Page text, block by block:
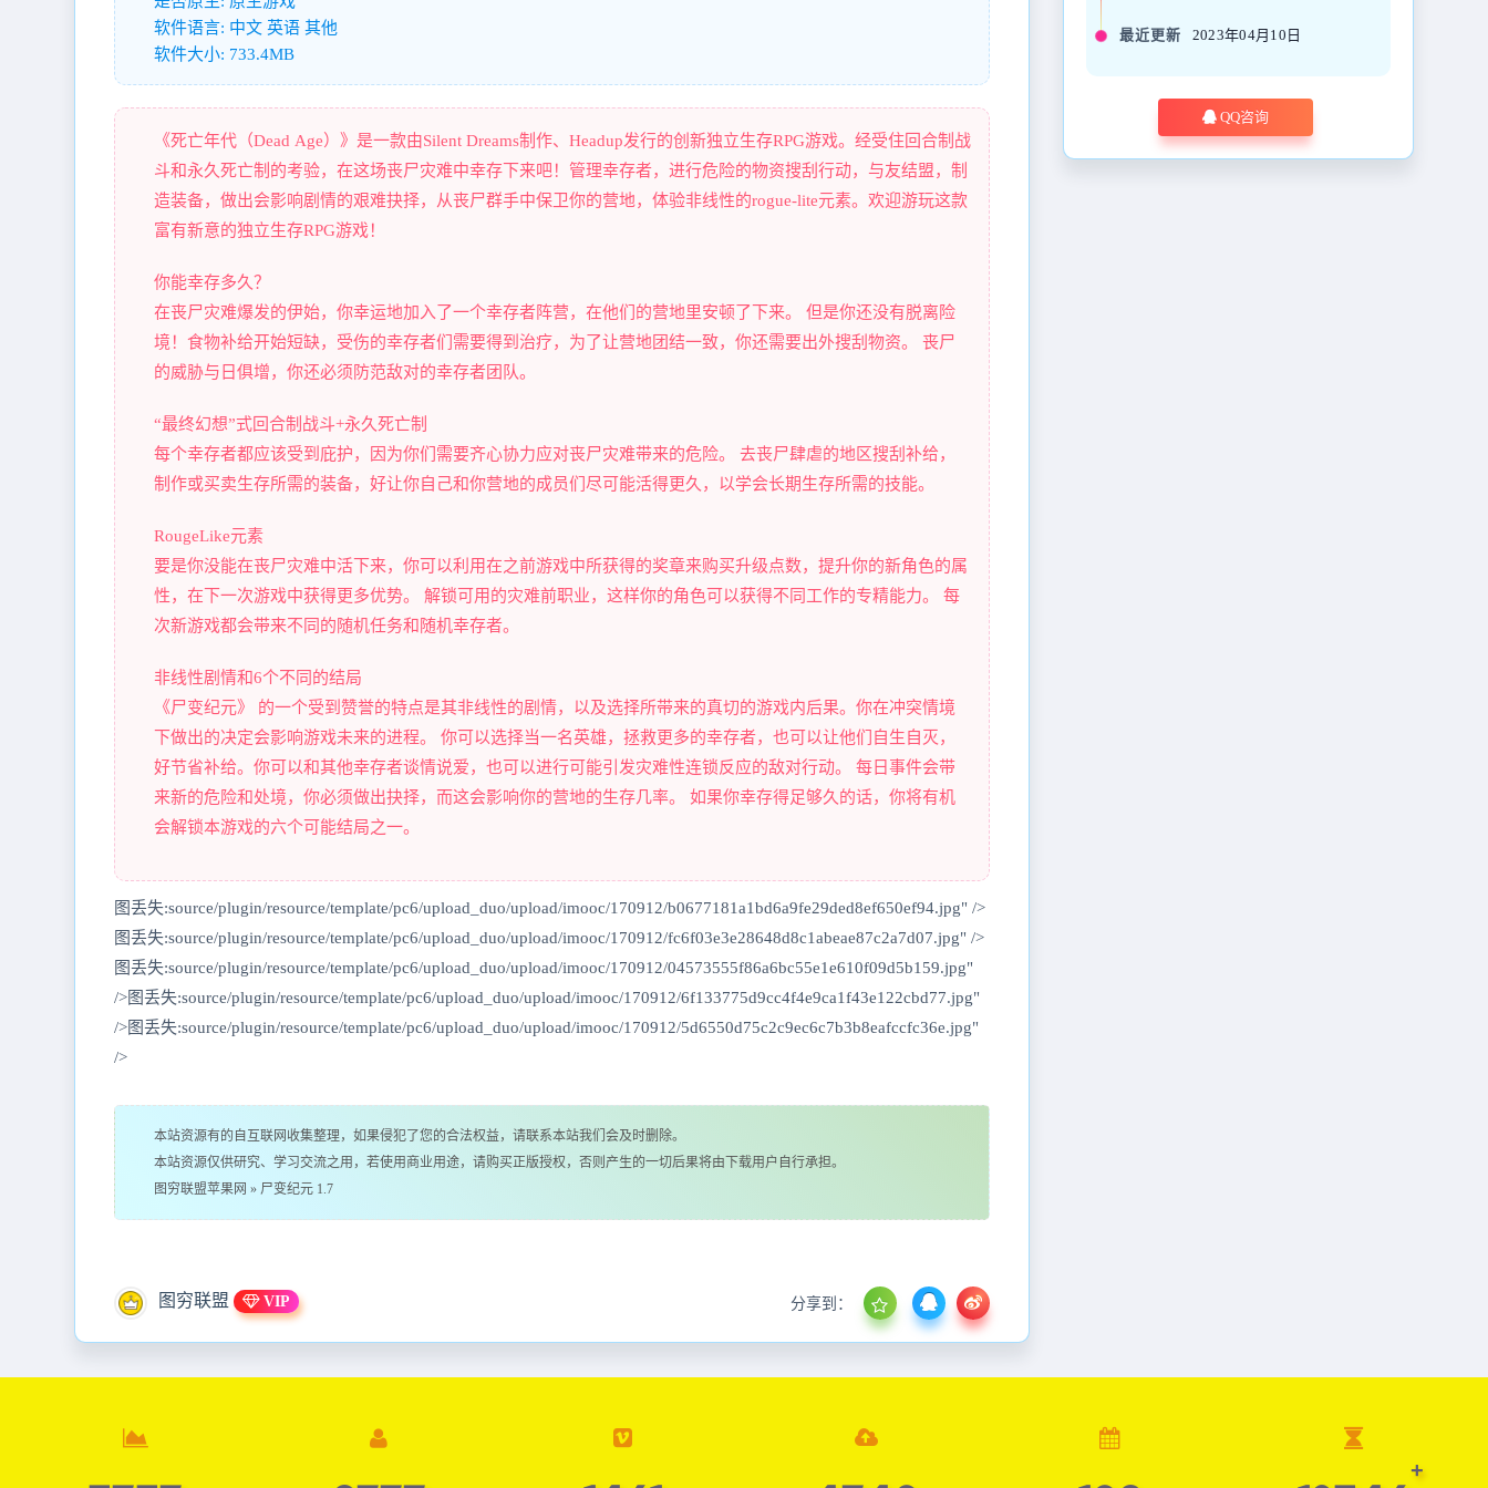
软件语言: 中文 英语 其他
软件大小: 733.4MB
《死亡年代（Dead Age）》是一款由Silent Dreams制作、Headup发行的创新独立生存RPG游戏。经受住回合制战
斗和永久死亡制的考验，在这场丧尸灾难中幸存下来吧！管理幸存者，进行危险的物资搜刮行动，与友结盟，制
造装备，做出会影响剧情的艰难抉择，从丧尸群手中保卫你的营地，体验非线性的rogue-lite元素。欢迎游玩这款
富有新意的独立生存RPG游戏！
你能幸存多久？
在丧尸灾难爆发的伊始，你幸运地加入了一个幸存者阵营，在他们的营地里安顿了下来。 但是你还没有脱离险
境！食物补给开始短缺，受伤的幸存者们需要得到治疗，为了让营地团结一致，你还需要出外搜刮物资。 丧尸
的威胁与日俱增，你还必须防范敌对的幸存者团队。
“最终幻想”式回合制战斗+永久死亡制
每个幸存者都应该受到庇护，因为你们需要齐心协力应对丧尸灾难带来的危险。 去丧尸肆虐的地区搜刮补给，
制作或买卖生存所需的装备，好让你自己和你营地的成员们尽可能活得更久，以学会长期生存所需的技能。
RougeLike元素
要是你没能在丧尸灾难中活下来，你可以利用在之前游戏中所获得的奖章来购买升级点数，提升你的新角色的属
性，在下一次游戏中获得更多优势。 解锁可用的灾难前职业，这样你的角色可以获得不同工作的专精能力。 每
次新游戏都会带来不同的随机任务和随机幸存者。
非线性剧情和6个不同的结局
《尸变纪元》 的一个受到赞誉的特点是其非线性的剧情，以及选择所带来的真切的游戏内后果。你在冲突情境
下做出的决定会影响游戏未来的进程。 你可以选择当一名英雄，拯救更多的幸存者，也可以让他们自生自灭，
好节省补给。你可以和其他幸存者谈情说爱，也可以进行可能引发灾难性连锁反应的敌对行动。 每日事件会带
来新的危险和处境，你必须做出抉择，而这会影响你的营地的生存几率。 如果你幸存得足够久的话，你将有机
会解锁本游戏的六个可能结局之一。
图丢失:source/plugin/resource/template/pc6/upload_duo/upload/imooc/170912/b0677181a1bd6a9fe29ded8ef650ef94.jpg" />
图丢失:source/plugin/resource/template/pc6/upload_duo/upload/imooc/170912/fc6f03e3e28648d8c1abeae87c2a7d07.jpg" />
图丢失:source/plugin/resource/template/pc6/upload_duo/upload/imooc/170912/04573555f86a6bc55e1e610f09d5b159.jpg"
/>图丢失:source/plugin/resource/template/pc6/upload_duo/upload/imooc/170912/6f133775d9cc4f4e9ca1f43e122cbd77.jpg"
/>图丢失:source/plugin/resource/template/pc6/upload_duo/upload/imooc/170912/5d6550d75c2c9ec6c7b3b8eafccfc36e.jpg"
/>
本站资源有的自互联网收集整理，如果侵犯了您的合法权益，请联系本站我们会及时删除。
本站资源仅供研究、学习交流之用，若使用商业用途，请购买正版授权，否则产生的一切后果将由下载用户自行承担。
图穷联盟苹果网 » 尸变纪元 1.7
图穷联盟 VIP 分享到：
最近更新 2023年04月10日
QQ咨询